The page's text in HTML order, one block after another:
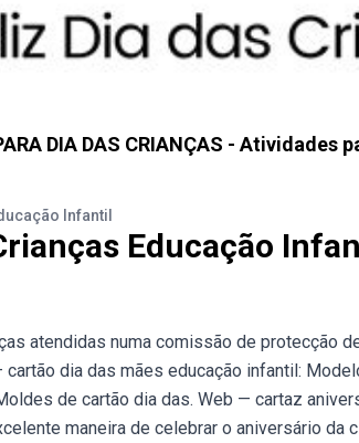
DIA DAS CRIANÇAS - Atividades
Infantil
Educação
atendidas numa comissão de protecção
dia das mães educação infantil:
de cartão dia das. Web — cartaz
maneira de celebrar o aniversário da